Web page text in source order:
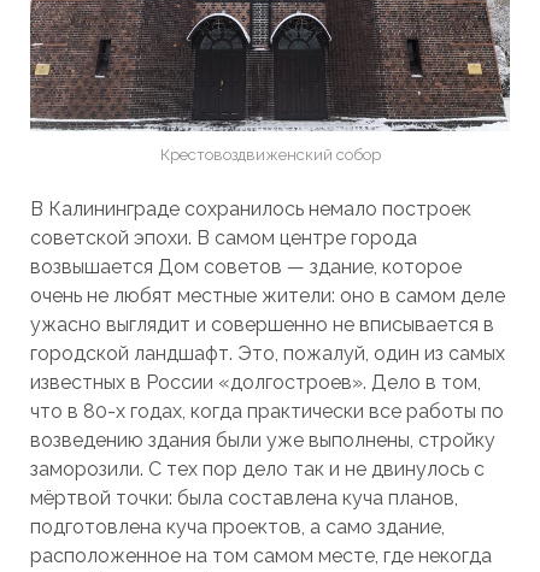
Крестовоздвиженский собор
В Калининграде сохранилось немало построек
советской эпохи. В самом центре города
возвышается Дом советов — здание, которое
очень не любят местные жители: оно в самом деле
ужасно выглядит и совершенно не вписывается в
городской ландшафт. Это, пожалуй, один из самых
известных в России «долгостроев». Дело в том,
что в 80-х годах, когда практически все работы по
возведению здания были уже выполнены, стройку
заморозили. С тех пор дело так и не двинулось с
мёртвой точки: была составлена куча планов,
подготовлена куча проектов, а само здание,
расположенное на том самом месте, где некогда